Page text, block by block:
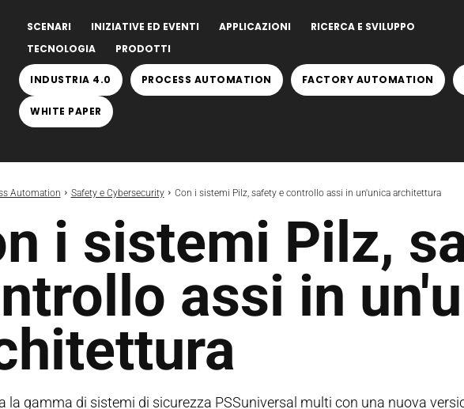
SCENARI INIZIATIVE ED EVENTI APPLICAZIONI
RICERCA E SVILUPPO
TECNOLOGIA
PRODOTTI
INDUSTRIA 4.0 PROCESS AUTOMATION FACTORY AUTOMATION
WHITE PAPER
Automation Safety e Cybersecurity Con i sistemi Pilz, safety e controllo assi in un'unica architettura
i sistemi Pilz,
assi in
la gamma di sistemi di sicurezza PSSuniversal multi con una nuova